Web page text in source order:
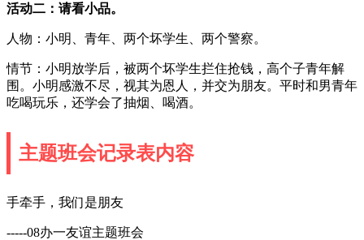
活动二：请看小品。
人物：小明、青年、两个坏学生、两个警察。
情节：小明放学后，被两个坏学生拦住抢钱，高个子青年解
围。小明感激不尽，视其为恩人，并交为朋友。平时和男青年
吃喝玩乐，还学会了抽烟、喝酒。
主题班会记录表内容
手牵手，我们是朋友
-----08办一友谊主题班会